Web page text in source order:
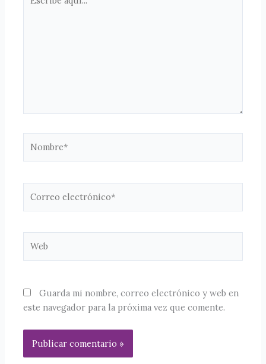
aquí...
electrónico*
Guarda mi nombre, correo electrónico y web en
este navegador para la próxima vez que comente.